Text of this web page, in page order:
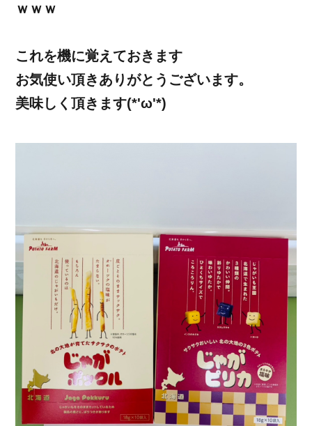
ｗｗｗ
これを機に覚えておきます
お気使い頂きありがとうございます。
美味しく頂きます(*'ω'*)